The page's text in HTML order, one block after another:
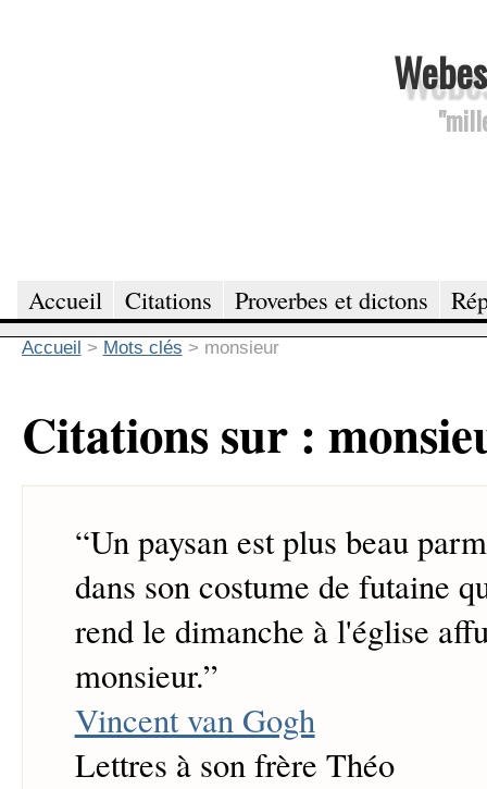
Accueil Citations Proverbes et dictons
Accueil > Mots clés > monsieur
Citations sur :
“Un paysan est plus beau
dans son costume de futaine
rend le dimanche à l'église
monsieur.”
Vincent van Gogh
Lettres à son frère Théo